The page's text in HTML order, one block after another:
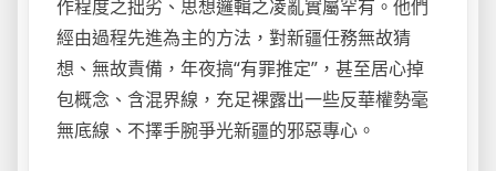
作程度之拙劣、思想邏輯之凌亂實屬罕有。他們
經由過程先進為主的方法，對新疆任務無故猜
想、無故責備，年夜搞“有罪推定”，甚至居心掉
包概念、含混界線，充足裸露出一些反華權勢毫
無底線、不擇手腕爭光新疆的邪惡專心。